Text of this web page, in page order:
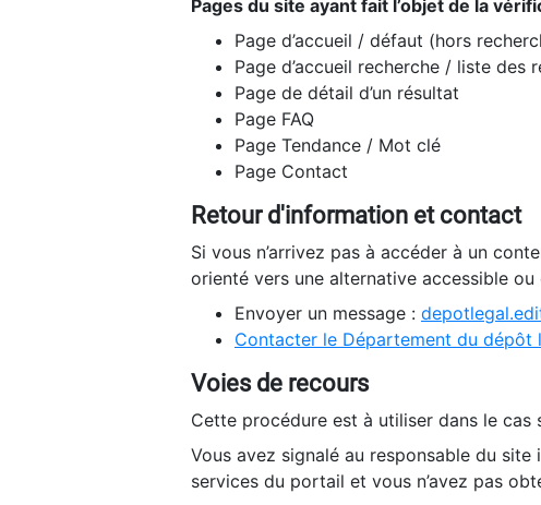
Pages du site ayant fait l’objet de la
Page d’accueil / défaut (hors
Page d’accueil recherche / liste des
Page de détail d’un résultat
Page FAQ
Page Tendance / Mot clé
Page Contact
Retour d'information et contact
Si vous n’arrivez pas à accéder à un
orienté vers une alternative accessible
Envoyer un message :
Contacter le Département du
Voies de recours
Cette procédure est à utiliser dans le cas
Vous avez signalé au responsable du
services du portail et vous n’avez pas